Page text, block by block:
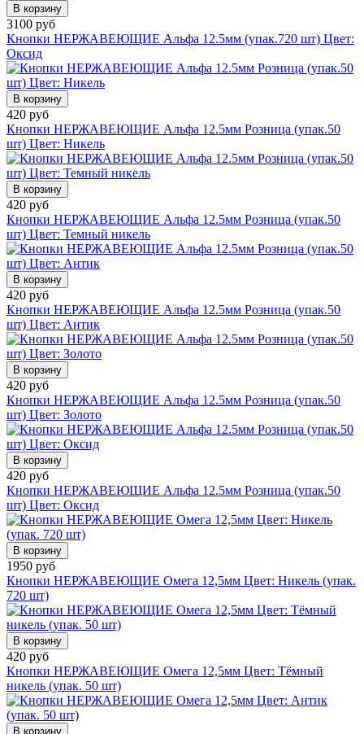
В корзину
3100 руб
Кнопки НЕРЖАВЕЮЩИЕ Альфа 12.5мм (упак.720 шт) Цвет:
Оксид
В корзину
420 руб
Кнопки НЕРЖАВЕЮЩИЕ Альфа 12.5мм Розница (упак.50
шт) Цвет: Никель
В корзину
420 руб
Кнопки НЕРЖАВЕЮЩИЕ Альфа 12.5мм Розница (упак.50
шт) Цвет: Темный никель
В корзину
420 руб
Кнопки НЕРЖАВЕЮЩИЕ Альфа 12.5мм Розница (упак.50
шт) Цвет: Антик
В корзину
420 руб
Кнопки НЕРЖАВЕЮЩИЕ Альфа 12.5мм Розница (упак.50
шт) Цвет: Золото
В корзину
420 руб
Кнопки НЕРЖАВЕЮЩИЕ Альфа 12.5мм Розница (упак.50
шт) Цвет: Оксид
В корзину
1950 руб
Кнопки НЕРЖАВЕЮЩИЕ Омега 12,5мм Цвет: Никель (упак.
720 шт)
В корзину
420 руб
Кнопки НЕРЖАВЕЮЩИЕ Омега 12,5мм Цвет: Тёмный
никель (упак. 50 шт)
В корзину